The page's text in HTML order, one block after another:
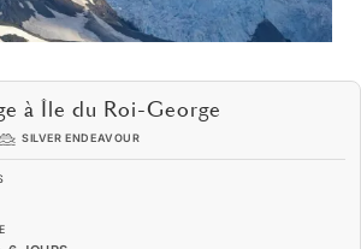
à Île du Roi-George
SILVER ENDEAVOUR